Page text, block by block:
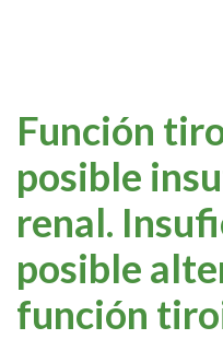
Función
posible
renal.
posible
función